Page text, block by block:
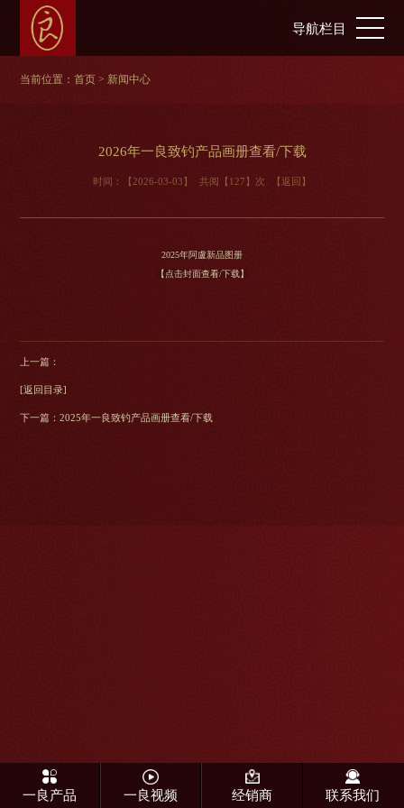
导航栏目
当前位置： 首页> 新闻中心
2026年一良致钓产品画册查看/下载
时间：【2026-03-03】 共阅【127】次 【返回】
2025年阿盧新品图册
【点击封面查看/下载】
上一篇：
[返回目录]
下一篇： 2025年一良致钓产品画册查看/下载
一良产品 一良视频 经销商 联系我们